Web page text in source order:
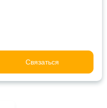
Связаться